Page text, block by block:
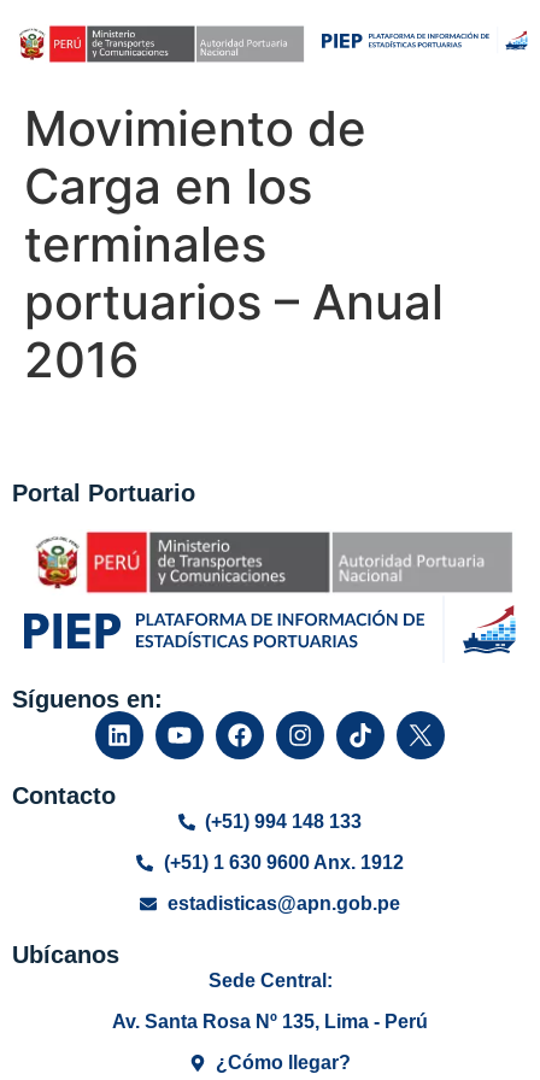
Movimiento de
Carga en los
terminales
portuarios – Anual
2016
Portal Portuario
Síguenos en:
Contacto
(+51) 994 148 133
(+51) 1 630 9600 Anx. 1912
estadisticas@apn.gob.pe
Ubícanos
Sede Central:
Av. Santa Rosa Nº 135, Lima - Perú
¿Cómo llegar?